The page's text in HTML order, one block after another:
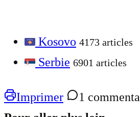
Kosovo 4173 articles
Serbie 6901 articles
Imprimer
1